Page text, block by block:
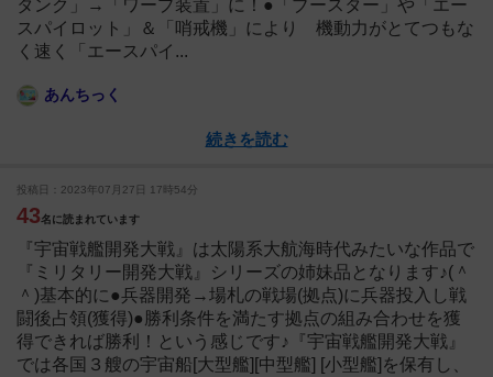
タンク」→「ワープ装置」に！●「ブースター」や「エー
スパイロット」＆「哨戒機」により 機動力がとてつもな
く速く「エースパイ...
あんちっく
続きを読む
43名に読まれています
投稿日：2023年07月27日 17時54分
『宇宙戦艦開発大戦』は太陽系大航海時代みたいな作品で
『ミリタリー開発大戦』シリーズの姉妹品となります♪(＾
＾)基本的に●兵器開発→場札の戦場(拠点)に兵器投入し戦
闘後占領(獲得)●勝利条件を満たす拠点の組み合わせを獲
得できれば勝利！という感じです♪『宇宙戦艦開発大戦』
では各国３艘の宇宙船[大型艦][中型艦] [小型艦]を保有し、